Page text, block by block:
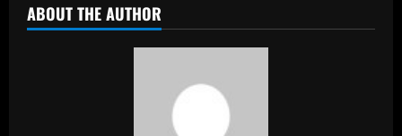
ABOUT THE AUTHOR